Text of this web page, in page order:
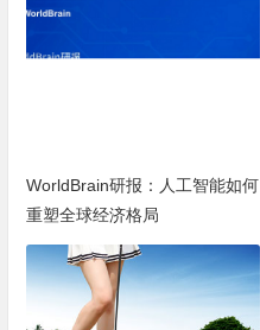
WorldBrain研报：人工智能如何
重塑全球经济格局